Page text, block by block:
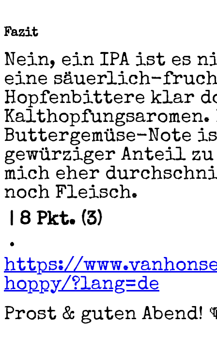
Fazit
Nein, ein IPA ist es
eine säuerlich-
Hopfenbittere klar
Kalthopfungsaromen.
Buttergemüse-Note
gewürziger Anteil zu
mich eher
noch Fleisch.
| 8 Pkt. (3)
•
https://
hoppy/?lang=de
Prost & guten Abend!